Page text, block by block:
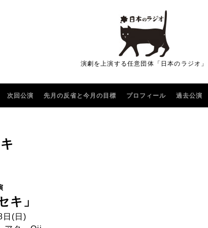
演劇を上演する任意団体「日本のラジオ」
次回公演 先月の反省と今月の目標 プロフィール 過去公演
キ」
日(日)